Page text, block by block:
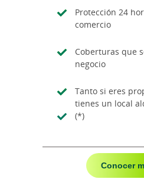
Protección 24
comercio
Coberturas que
negocio
Tanto si eres
tienes un local
(*)
Conocer